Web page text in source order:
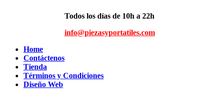
Todos los días de 10h a 22h
info@piezasyportatiles.com
Home
Contáctenos
Tienda
Términos y Condiciones
Diseño Web